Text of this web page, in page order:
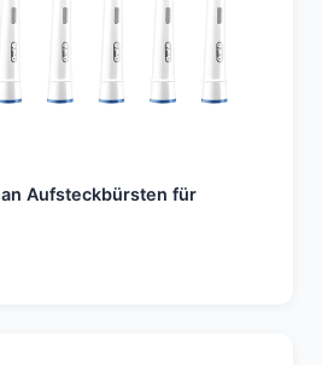
Aufsteckbürsten für